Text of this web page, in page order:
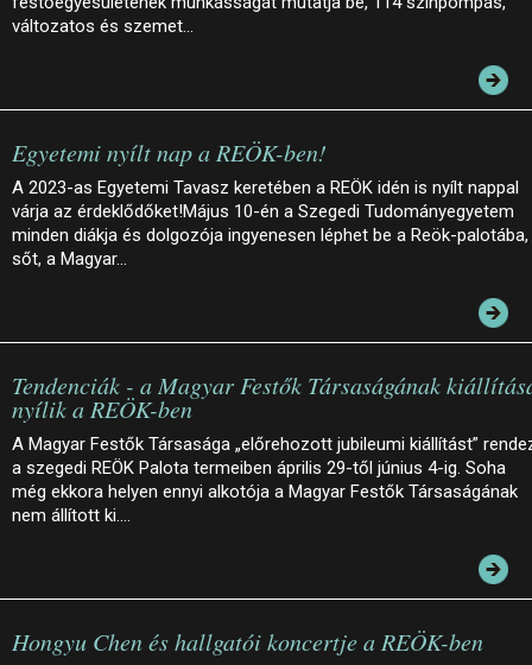
változatos és szemet…
Egyetemi nyílt nap a REÖK-ben!
A 2023-as Egyetemi Tavasz keretében a REÖK idén is nyílt nappal
várja az érdeklődőket!Május 10-én a Szegedi Tudományegyetem
minden diákja és dolgozója ingyenesen léphet be a Reök-palotába,
sőt, a Magyar…
Tendenciák - a Magyar Festők Társaságának
nyílik a REÖK-ben
A Magyar Festők Társasága „előrehozott jubileumi kiállítást”
a szegedi REÖK Palota termeiben április 29-től június 4-ig. Soha
még ekkora helyen ennyi alkotója a Magyar Festők Társaságának
nem állított ki.…
Hongyu Chen és hallgatói koncertje a REÖK-ben